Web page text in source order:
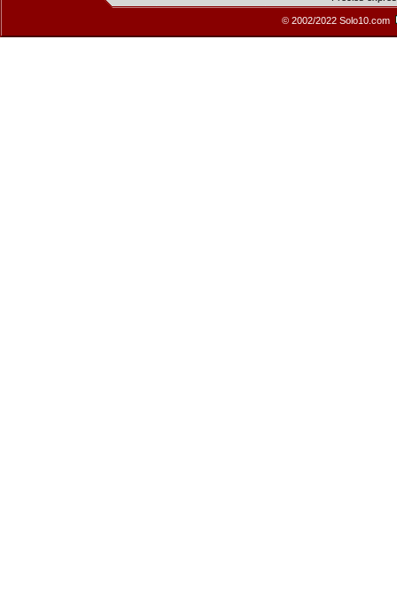
© 2002/2022 Solo10.com